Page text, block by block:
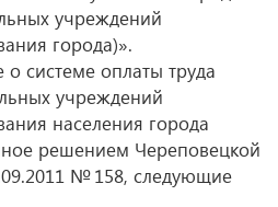
учреждений
города)».
системе оплаты труда
учреждений
населения города
решением Череповецкой
№ 158, следующие